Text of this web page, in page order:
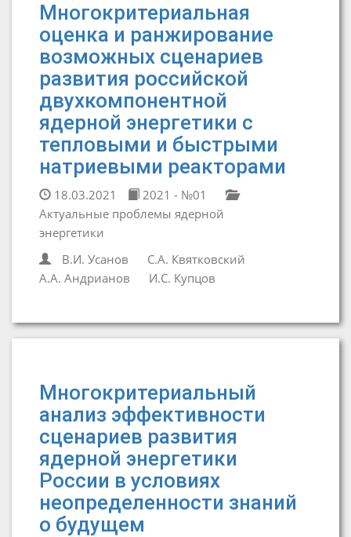
Многокритериальная
оценка и ранжирование
возможных сценариев
развития российской
двухкомпонентной
ядерной энергетики с
тепловыми и быстрыми
натриевыми реакторами
18.03.2021
2021 - №01
Актуальные проблемы ядерной
энергетики
В.И. Усанов
С.А. Квятковский
А.А. Андрианов
И.С. Купцов
Многокритериальный
анализ эффективности
сценариев развития
ядерной энергетики
России в условиях
неопределенности знаний
о будущем